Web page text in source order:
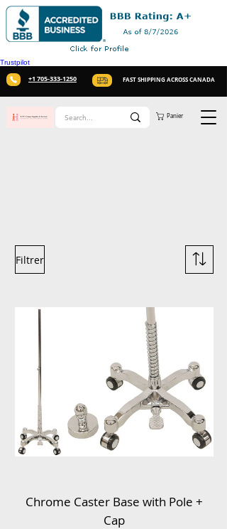
Trustpilot
+1 705-333-1250 FAST SHIPPING ACROSS CANADA
Panier
Filtrer
Chrome Caster Base with Pole +
Cap